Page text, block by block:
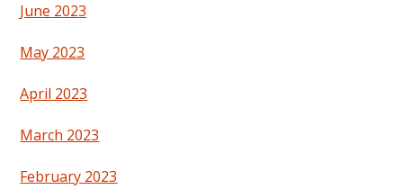
June 2023
May 2023
April 2023
March 2023
February 2023